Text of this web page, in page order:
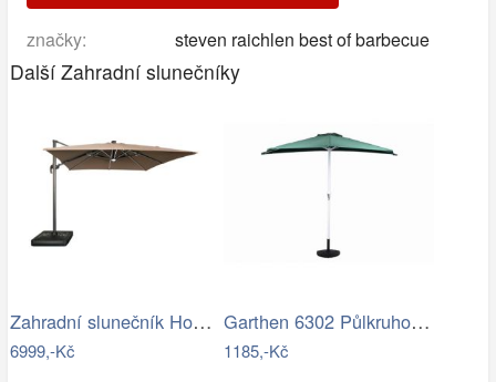
značky: steven raichlen best of barbecue
Další Zahradní slunečníky
Zahradní slunečník Houseland Vexon s…
6999,-Kč
Garthen 6302 Půlkruhový zahradní…
1185,-Kč